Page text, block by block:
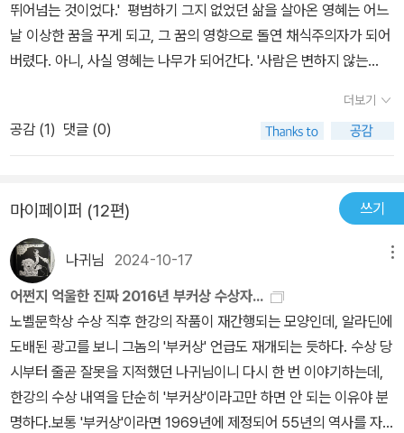
뛰어넘는 것이었다.' 평범하기 그지 없었던 삶을 살아온 영혜는 어느
날 이상한 꿈을 꾸게 되고, 그 꿈의 영향으로 돌연 채식주의자가 되어
버렸다. 아니, 사실 영혜는 나무가 되어간다. '사람은 변하지 않는
있는 것 같다. 영혜가 그렇다. 영혜는 갑자기 보통 사람은 이해할 수
없는 기이한 행동을 하기 시작한다. 심지어 가족까지도 변해버린 영
혜를 받아들이지 못할정도로 영혜는 비정상적인 사람이 되어버린다.
습을 보고 문득 내 경험이 생각났기 때문이다. 초등학교 오학년 때,
어느 때처럼 미술 학원을 가는 중이었던 나는 갑자기 '내가 누구
지?'라는 생각이 들었다. 이상하게 내 손발이 어색하게 느껴졌다. 뭐
라고 표현해야 할지 모르겠는데 손발 뿐만 아니라 내 몸, 내 이름, 내
가 지금 보고 있는 것들, 심지어 지금 내가 하고 있는 생각까지도 내
것이 아닌 것 같았다. 그리고 마치 이 세상을 처음 살아본 사람처럼,
오늘이 몇요일인지 모르겠어서 학원이 아닌 집으로 되돌아가버렸다.
나중에서야 사춘기 때면 나뿐만 아니라 누구나 이런 생각과 느낌을
가진다는 것을 알게 됬지만, 간혹 또다시 그런 기이한 느낌에 휩싸일
더보기
공감 (1) 댓글 (0)
마이페이퍼 (12편) 쓰기
나귀님 2024-10-17
어쩐지 억울한 진짜 2016년 부커상 수상자...
노벨문학상 수상 직후 한강의 작품이 재간행되는 모양인데, 알라딘에
도배된 광고를 보니 그놈의 '부커상' 언급도 재개되는 듯하다. 수상 당
시부터 줄곧 잘못을 지적했던 나귀님이니 다시 한 번 이야기하는데,
한강의 수상 내역을 단순히 '부커상'이라고만 하면 안 되는 이유야 분
명하다.보통 '부커상'이라면 1969년에 제정되어 55년의 역사를 자